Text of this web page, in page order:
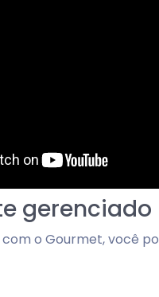
gerenciado
o Gourmet, você